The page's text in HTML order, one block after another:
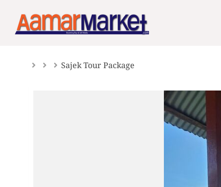
content
Sajek Tour Package